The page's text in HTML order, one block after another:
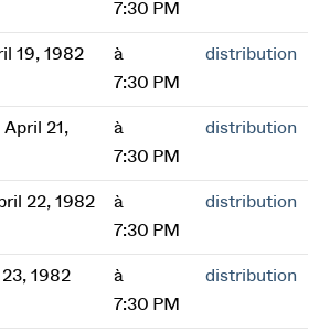
7:30 PM
19, 1982
à
7:30 PM
distribution
21,
à
7:30 PM
distribution
22, 1982
à
7:30 PM
distribution
1982
à
7:30 PM
distribution